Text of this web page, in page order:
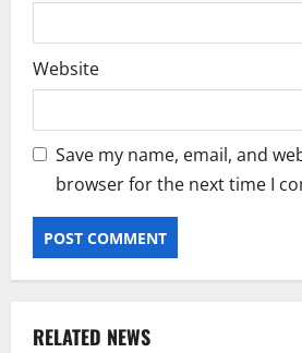
Website
Save my name, email, and
browser for the next time I
RELATED NEWS